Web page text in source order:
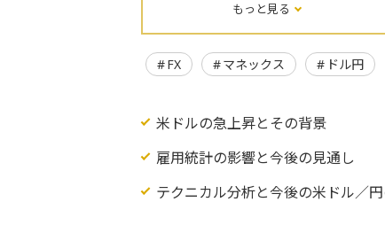
もっと見る
FX マネックス ドル円
米ドルの急上昇とその背景
雇用統計の影響と今後の見通し
テクニカル分析と今後の米ドル／